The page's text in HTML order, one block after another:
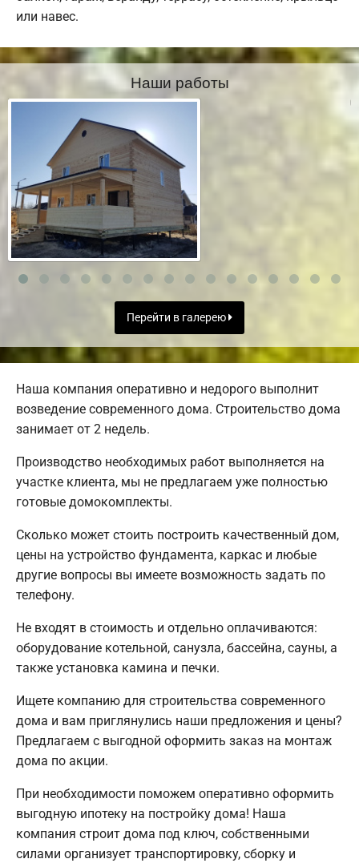
или навес.
Наши работы
Перейти в галерею
Наша компания оперативно и недорого выполнит
возведение современного дома. Строительство дома
занимает от 2 недель.
Производство необходимых работ выполняется на
участке клиента, мы не предлагаем уже полностью
готовые домокомплекты.
Сколько может стоить построить качественный дом,
цены на устройство фундамента, каркас и любые
другие вопросы вы имеете возможность задать по
телефону.
Не входят в стоимость и отдельно оплачиваются:
оборудование котельной, санузла, бассейна, сауны, а
также установка камина и печки.
Ищете компанию для строительства современного
дома и вам приглянулись наши предложения и цены?
Предлагаем с выгодной оформить заказ на монтаж
дома по акции.
При необходимости поможем оперативно оформить
выгодную ипотеку на постройку дома! Наша
компания строит дома под ключ, собственными
силами организует транспортировку, сборку и